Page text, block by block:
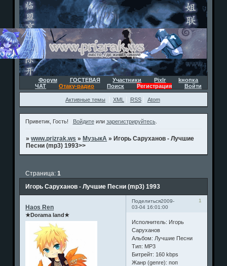
Форум ГОСТЕВАЯ Участники Pixlr
kнопка
ЧАТ
Отаку-радио Поиск Регистрация Войти
Активные темы XML RSS Atom
Приветик, Гость! Войдитеили зарегистрируйтесь.
»www.prizrak.ws » МузыкА » Игорь Саруханов - Лучшие
Песни (mp3) 1993>>
Игорь Саруханов - Лучшие Песни (mp3) 1993
Страница:1
Поделиться 1
2009-
03-04 16:01:00
Haos Ren
★Dorama land★
Исполнитель: Игорь
Саруханов
Альбом: Лучшие Песни
Тип: МР3
Битрейт: 160 kbps
Жанр (genre): поп